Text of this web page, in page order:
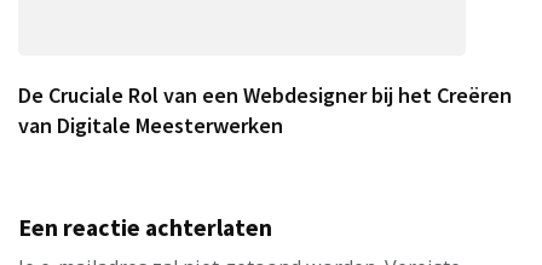
De Cruciale Rol van een Webdesigner bij het Creëren
van Digitale Meesterwerken
Een reactie achterlaten